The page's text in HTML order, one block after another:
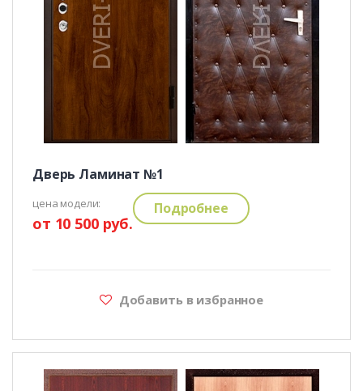
Дверь Ламинат №1
цена модели:
от 10 500 руб.
Подробнее
Добавить в избранное